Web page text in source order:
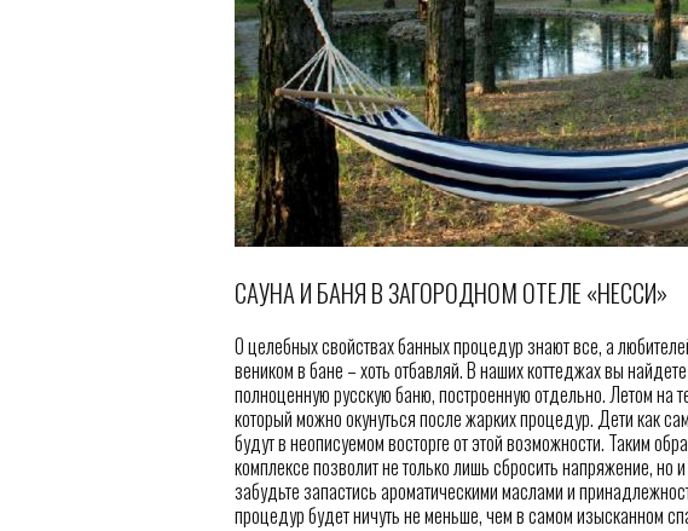
САУНА И БАНЯ В ЗАГОРОДНОМ ОТЕЛЕ «НЕССИ»
О целебных свойствах банных процедур знают все, а
веником в бане – хоть отбавляй. В наших коттеджах вы
полноценную русскую баню, построенную отдельно. Летом на
который можно окунуться после жарких процедур. Дети как
будут в неописуемом восторге от этой возможности. Таким
комплексе позволит не только лишь сбросить напряжение, но
забудьте запастись ароматическими маслами и
процедур будет ничуть не меньше, чем в самом изысканном